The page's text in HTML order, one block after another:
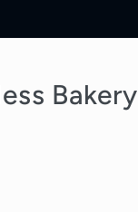
Bakery